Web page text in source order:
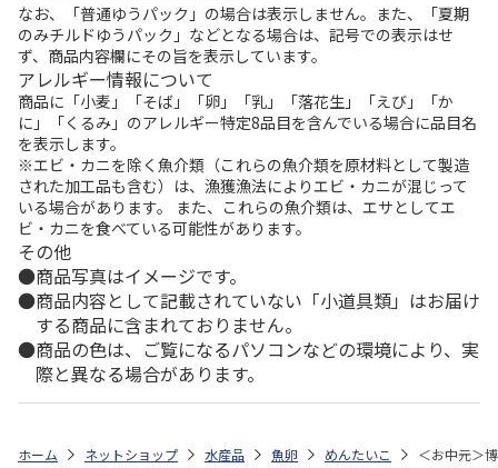
なお、「普通ゆうパック」の場合は表示しません。また、「夏期
のみチルドゆうパック」などとなる場合は、記号での表示はせ
ず、商品内容欄にその旨を表示しています。
アレルギー情報について
商品に「小麦」「そば」「卵」「乳」「落花生」「えび」「か
に」「くるみ」のアレルギー特定8品目を含んでいる場合に品目名
を表示します。
※エビ・カニを除く魚介類（これらの魚介類を原材料として製造
された加工品も含む）は、漁獲漁法によりエビ・カニが混じって
いる場合があります。 また、これらの魚介類は、エサとしてエ
ビ・カニを食べている可能性があります。
その他
商品写真はイメージです。
商品内容として記載されていない「小道具類」はお届け
する商品に含まれておりません。
商品の色は、ご覧になるパソコンなどの環境により、実
際と異なる場合があります。
ホーム ネットショップ 水産品 魚卵 めんたいこ ＜お中元＞